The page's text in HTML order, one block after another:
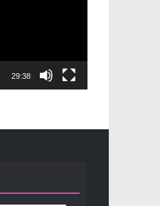
29:38